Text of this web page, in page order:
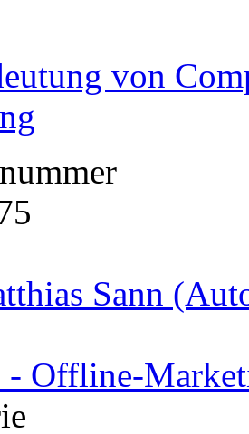
von
Sann
Offline-